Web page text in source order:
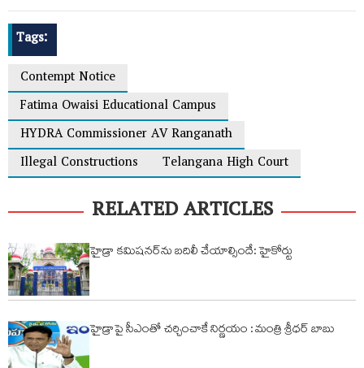
Tags:
Contempt Notice
Fatima Owaisi Educational Campus
HYDRA Commissioner AV Ranganath
Illegal Constructions
Telangana High Court
RELATED ARTICLES
హైడ్రా కమిషనర్‌ను బదిలీ చేయాల్సిందే: హైకోర్టు
హైడ్రాపై సీఎంతో చర్చించాకే నిర్ణయం : మంత్రి శ్రీధర్ బాబు